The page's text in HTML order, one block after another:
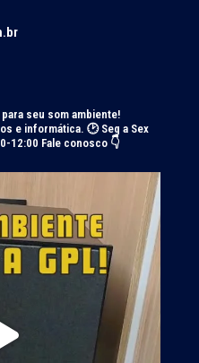
seu som ambiente!
e informática. 🕑 Seg a Sex
12:00 Fale conosco 👇